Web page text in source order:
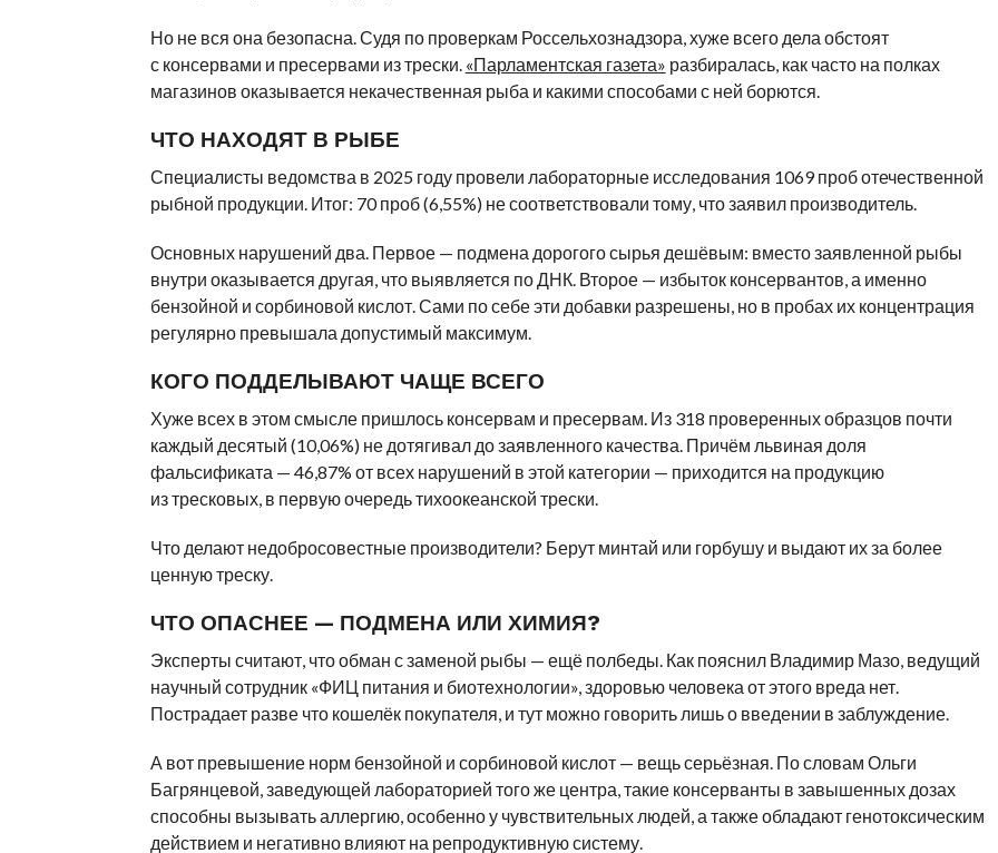
Но не вся она безопасна. Судя по проверкам Россельхознадзора, хуже всего дела обстоят
с консервами и пресервами из трески. «Парламентская газета» разбиралась, как часто на полках
магазинов оказывается некачественная рыба и какими способами с ней борются.
ЧТО НАХОДЯТ В РЫБЕ
Специалисты ведомства в 2025 году провели лабораторные исследования 1069 проб отечественной
рыбной продукции. Итог: 70 проб (6,55%) не соответствовали тому, что заявил производитель.
Основных нарушений два. Первое — подмена дорогого сырья дешёвым: вместо заявленной рыбы
внутри оказывается другая, что выявляется по ДНК. Второе — избыток консервантов, а именно
бензойной и сорбиновой кислот. Сами по себе эти добавки разрешены, но в пробах их концентрация
регулярно превышала допустимый максимум.
КОГО ПОДДЕЛЫВАЮТ ЧАЩЕ ВСЕГО
Хуже всех в этом смысле пришлось консервам и пресервам. Из 318 проверенных образцов почти
каждый десятый (10,06%) не дотягивал до заявленного качества. Причём львиная доля
фальсификата — 46,87% от всех нарушений в этой категории — приходится на продукцию
из тресковых, в первую очередь тихоокеанской трески.
Что делают недобросовестные производители? Берут минтай или горбушу и выдают их за более
ценную треску.
ЧТО ОПАСНЕЕ — ПОДМЕНА ИЛИ ХИМИЯ?
Эксперты считают, что обман с заменой рыбы — ещё полбеды. Как пояснил Владимир Мазо, ведущий
научный сотрудник «ФИЦ питания и биотехнологии», здоровью человека от этого вреда нет.
Пострадает разве что кошелёк покупателя, и тут можно говорить лишь о введении в заблуждение.
А вот превышение норм бензойной и сорбиновой кислот — вещь серьёзная. По словам Ольги
Багрянцевой, заведующей лабораторией того же центра, такие консерванты в завышенных дозах
способны вызывать аллергию, особенно у чувствительных людей, а также обладают генотоксическим
действием и негативно влияют на репродуктивную систему.